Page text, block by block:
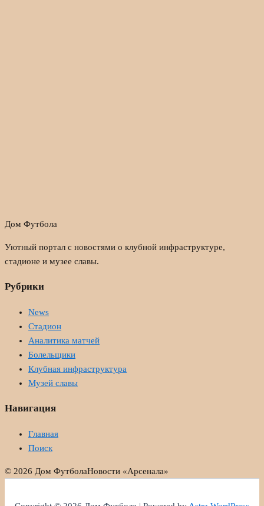
Дом Футбола
Уютный портал с новостями о клубной инфраструктуре,
стадионе и музее славы.
Рубрики
News
Стадион
Аналитика матчей
Болельщики
Клубная инфраструктура
Музей славы
Навигация
Главная
Поиск
© 2026 Дом ФутболаНовости «Арсенала»